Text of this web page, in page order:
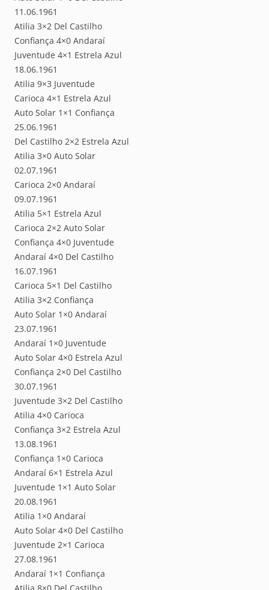
11.06.1961
Atilia 3×2 Del Castilho
Confiança 4×0 Andaraí
Juventude 4×1 Estrela Azul
18.06.1961
Atilia 9×3 Juventude
Carioca 4×1 Estrela Azul
Auto Solar 1×1 Confiança
25.06.1961
Del Castilho 2×2 Estrela Azul
Atilia 3×0 Auto Solar
02.07.1961
Carioca 2×0 Andaraí
09.07.1961
Atilia 5×1 Estrela Azul
Carioca 2×2 Auto Solar
Confiança 4×0 Juventude
Andaraí 4×0 Del Castilho
16.07.1961
Carioca 5×1 Del Castilho
Atilia 3×2 Confiança
Auto Solar 1×0 Andaraí
23.07.1961
Andaraí 1×0 Juventude
Auto Solar 4×0 Estrela Azul
Confiança 2×0 Del Castilho
30.07.1961
Juventude 3×2 Del Castilho
Atilia 4×0 Carioca
Confiança 3×2 Estrela Azul
13.08.1961
Confiança 1×0 Carioca
Andaraí 6×1 Estrela Azul
Juventude 1×1 Auto Solar
20.08.1961
Atilia 1×0 Andaraí
Auto Solar 4×0 Del Castilho
Juventude 2×1 Carioca
27.08.1961
Andaraí 1×1 Confiança